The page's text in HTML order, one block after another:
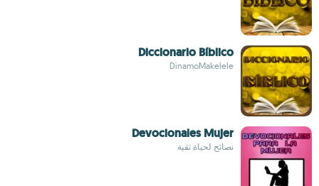
Diccionario Bíblico
DinamoMakelele
Devocionales Mujer
نصائح لحياة تقية